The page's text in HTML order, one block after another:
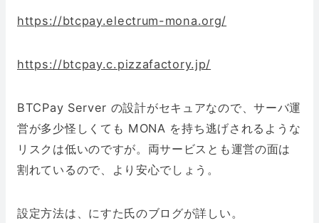
https://btcpay.electrum-mona.org/
https://btcpay.c.pizzafactory.jp/
BTCPay Server の設計がセキュアなので、サーバ運
営が多少怪しくても MONA を持ち逃げされるような
リスクは低いのですが。両サービスとも運営の面は
割れているので、より安心でしょう。
設定方法は、にすた氏のブログが詳しい。